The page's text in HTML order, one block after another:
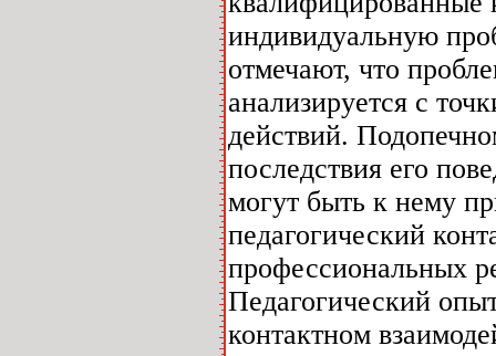
индивидуальную
отмечают, что
анализируется с
действий.
последствия его
могут быть к нему
педагогический
профессиональных
Педагогический
контактном